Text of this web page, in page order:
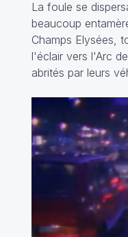
La foule se
beaucoup
Champs Elysées,
l'éclair vers l'Arc
abrités par leurs